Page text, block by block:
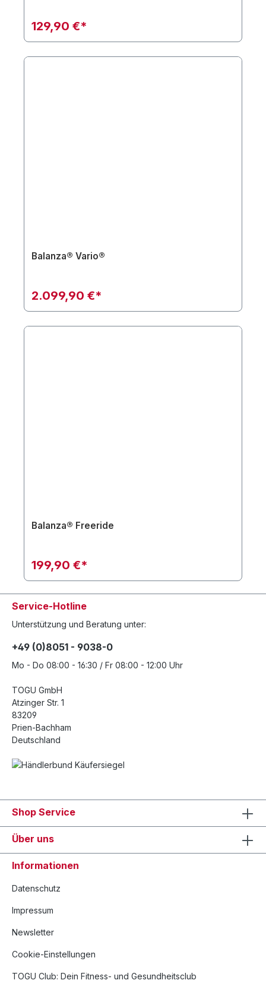
129,90 €*
Balanza® Vario®
2.099,90 €*
Balanza® Freeride
199,90 €*
Service-Hotline
Unterstützung und Beratung unter:
+49 (0)8051 - 9038-0
Mo - Do 08:00 - 16:30 / Fr 08:00 - 12:00 Uhr
TOGU GmbH
Atzinger Str. 1
83209
Prien-Bachham
Deutschland
Shop Service
Über uns
Informationen
Datenschutz
Impressum
Newsletter
Cookie-Einstellungen
TOGU Club: Dein Fitness- und Gesundheitsclub